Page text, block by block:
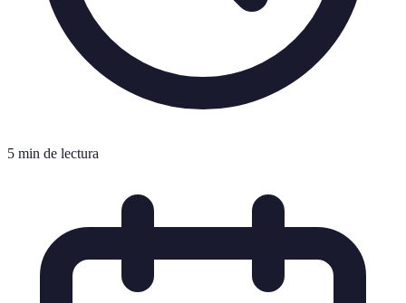
5 min de lectura